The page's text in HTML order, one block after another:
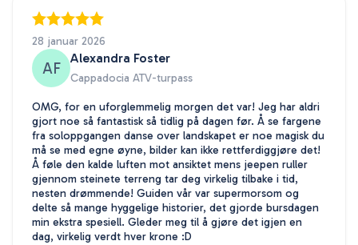
28 januar 2026
AF
Alexandra Foster
Cappadocia ATV-turpass
OMG, for en uforglemmelig morgen det var! Jeg har aldri
gjort noe så fantastisk så tidlig på dagen før. Å se fargene
fra soloppgangen danse over landskapet er noe magisk du
må se med egne øyne, bilder kan ikke rettferdiggjøre det!
Å føle den kalde luften mot ansiktet mens jeepen ruller
gjennom steinete terreng tar deg virkelig tilbake i tid,
nesten drømmende! Guiden vår var supermorsom og
delte så mange hyggelige historier, det gjorde bursdagen
min ekstra spesiell. Gleder meg til å gjøre det igjen en
dag, virkelig verdt hver krone :D